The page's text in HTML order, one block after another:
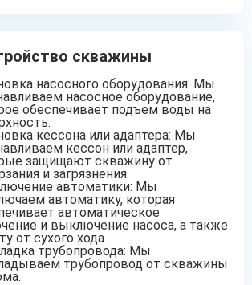
скважины
насосного оборудования: Мы
насосное оборудование,
обеспечивает подъем воды на
кессона или адаптера: Мы
кессон или адаптер,
защищают скважину от
и загрязнения.
автоматики: Мы
автоматику, которая
автоматическое
и выключение насоса, а также
от сухого хода.
трубопровода: Мы
трубопровод от скважины